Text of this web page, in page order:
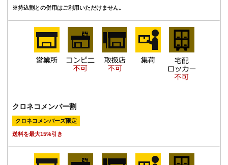
※持込割との併用はご利用いただけません。
クロネコメンバー割
クロネコメンバーズ限定
送料を最大15%引き